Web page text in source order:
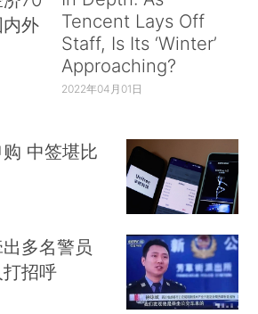
外
Tencent Lays Off
Staff, Is Its ‘Winter’
Approaching?
2022年04月01日
中签堪比
多名警员
招呼